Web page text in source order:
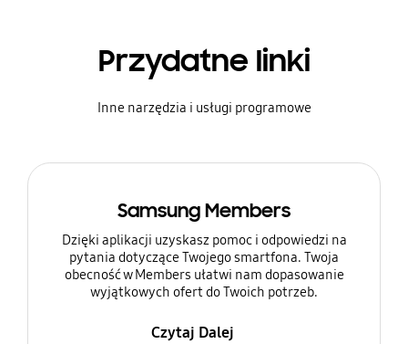
Przydatne linki
Inne narzędzia i usługi programowe
Samsung Members
Dzięki aplikacji uzyskasz pomoc i odpowiedzi na
pytania dotyczące Twojego smartfona. Twoja
obecność w Members ułatwi nam dopasowanie
wyjątkowych ofert do Twoich potrzeb.
Czytaj Dalej